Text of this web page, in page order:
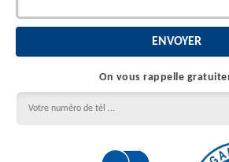
On vous rappelle